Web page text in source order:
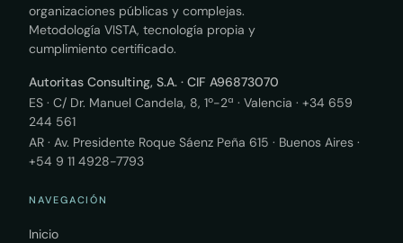
organizaciones públicas y complejas.
Metodología VISTA, tecnología propia y
cumplimiento certificado.
Autoritas Consulting, S.A. · CIF A96873070
ES · C/ Dr. Manuel Candela, 8, 1º-2ª · Valencia · +34 659
244 561
AR · Av. Presidente Roque Sáenz Peña 615 · Buenos Aires ·
+54 9 11 4928-7793
NAVEGACIÓN
Inicio